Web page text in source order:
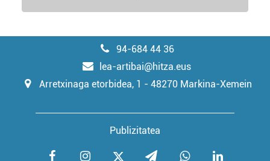
94-684 44 36
lea-artibai@hitza.eus
Arretxinaga etorbidea, 1 - 48270 Markina-Xemein
Publizitatea